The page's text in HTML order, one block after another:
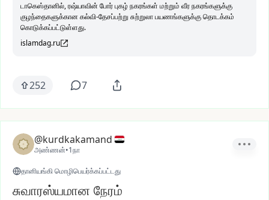
டாகெஸ்தானில், ரஷ்யாவின் போர் புகழ் நகரங்கள் மற்றும் வீர நகரங்களுக்கு
குழந்தைகளுக்கான கல்வி-தேசப்பற்று சுற்றுலா பயணங்களுக்கு தொடக்கம்
கொடுக்கப்பட்டுள்ளது.
islamdag.ru
252 7
@kurdkakamand
அண்ணன்•1நா
தானியங்கி மொழிபெயர்க்கப்பட்டது
சுவாரஸ்யமான நேரம்